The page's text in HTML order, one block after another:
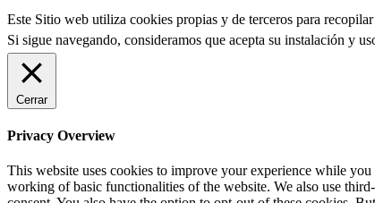
Este Sitio web utiliza cookies propias y de terceros para
Si sigue navegando, consideramos que acepta su instalación y
Cerrar
Privacy Overview
This website uses cookies to improve your experience while
working of basic functionalities of the website. We also use